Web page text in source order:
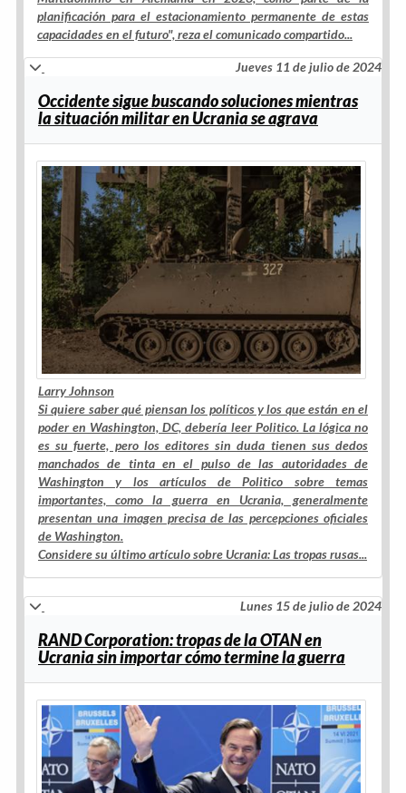
planificación para el estacionamiento permanente de estas
capacidades en el futuro", reza el comunicado compartido...
Jueves 11 de julio de 2024
Occidente sigue buscando soluciones mientras
la situación militar en Ucrania se agrava
Larry Johnson
Si quiere saber qué piensan los políticos y los que están en el
poder en Washington, DC, debería leer Politico. La lógica no
es su fuerte, pero los editores sin duda tienen sus dedos
manchados de tinta en el pulso de las autoridades de
Washington y los artículos de Politico sobre temas
importantes, como la guerra en Ucrania, generalmente
presentan una imagen precisa de las percepciones oficiales
de Washington.
Considere su último artículo sobre Ucrania: Las tropas rusas...
Lunes 15 de julio de 2024
RAND Corporation: tropas de la OTAN en
Ucrania sin importar cómo termine la guerra